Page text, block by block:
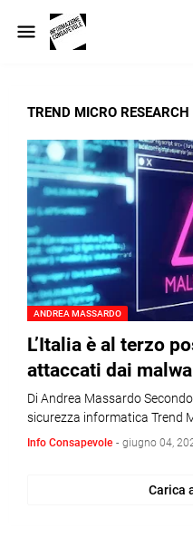
TREND MICRO RESEARCH
ANDREA MASSARDO
L’Italia è al terzo
attaccati dai
Di Andrea Massardo
sicurezza informatica Trend
Info Consapevole - giugno 04,
Carica